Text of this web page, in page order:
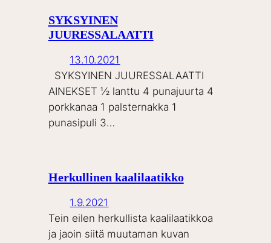
SYKSYINEN
JUURESSALAATTI
13.10.2021
SYKSYINEN JUURESSALAATTI
AINEKSET ½ lanttu 4 punajuurta 4
porkkanaa 1 palsternakka 1
punasipuli 3…
Herkullinen kaalilaatikko
1.9.2021
Tein eilen herkullista kaalilaatikkoa
ja jaoin siitä muutaman kuvan